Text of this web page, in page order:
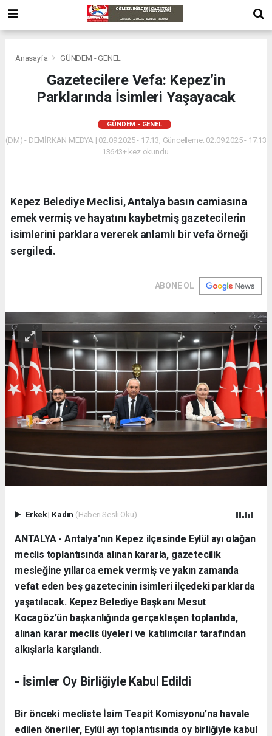
Anasayfa GÜNDEM - GENEL
Gazetecilere Vefa: Kepez’in
Parklarında İsimleri Yaşayacak
GÜNDEM - GENEL
(DM) - DEMİRKAN MEDYA | 02.09.2025 - 17:13, Güncelleme: 02.09.2025 - 17:13
13643+ kez okundu.
Kepez Belediye Meclisi, Antalya basın camiasına
emek vermiş ve hayatını kaybetmiş gazetecilerin
isimlerini parklara vererek anlamlı bir vefa örneği
sergiledi.
ABONE OL
Erkek| Kadın (Haberi Sesli Oku)
ANTALYA - Antalya’nın Kepez ilçesinde Eylül ayı olağan
meclis toplantısında alınan kararla, gazetecilik
mesleğine yıllarca emek vermiş ve yakın zamanda
vefat eden beş gazetecinin isimleri ilçedeki parklarda
yaşatılacak. Kepez Belediye Başkanı Mesut
Kocagöz’ün başkanlığında gerçekleşen toplantıda,
alınan karar meclis üyeleri ve katılımcılar tarafından
alkışlarla karşılandı.
- İsimler Oy Birliğiyle Kabul Edildi
Bir önceki mecliste İsim Tespit Komisyonu’na havale
edilen öneriler, Eylül ayı toplantısında oy birliğiyle kabul